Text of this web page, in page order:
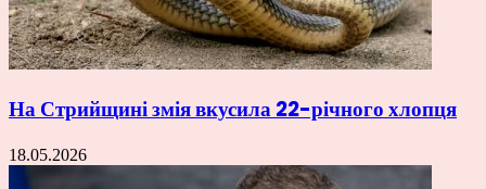
На Стрийщині змія вкусила 22-річного хлопця
18.05.2026